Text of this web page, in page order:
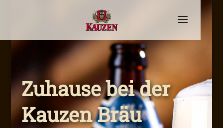
Zuhause bei der
Kauzen Bräu